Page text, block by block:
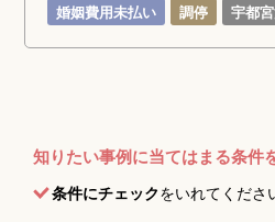
婚姻費用未払い 調停 宇都
知りたい事例に当てはまる条件
条件にチェックをいれてくださ